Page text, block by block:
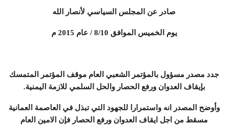
صادر عن المجلس السياسي لأنصار الله
يوم الخميس الموافق 8/10 / عام 2015 م
جدد مصدر مسؤول بالمؤتمر الشعبي العام موقف المؤتمر المتمسك
بإيقاف العدوان ورفع الحصار والحل السلمي للازمة اليمنية.
وأوضح المصدر انه واستمرارا للجهود التي تبذل في العاصمة العمانية
مسقط من اجل ايقاف العدوان ورفع الحصار فإن الامين العام